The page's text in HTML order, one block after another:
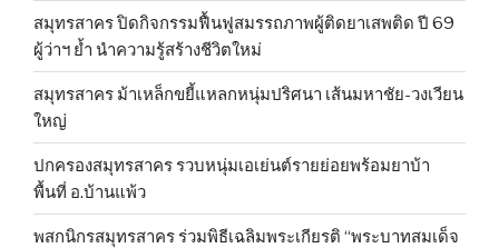
สมุทรสาคร ปิดกิจกรรมฟื้นฟูสมรรถภาพผู้ติดยาเสพติด ปี 69
ผู้ว่าฯ ย้ำ นำความรู้สร้างชีวิตใหม่
สมุทรสาคร ม้าเหล็กขยี้แหลกหนุ่มปริศนา เส้นมหาชัย-วงเวียน
ใหญ่
ปกครองสมุทรสาคร รวบหนุ่มเอเย่นต์รายย่อยพร้อมยาบ้า
พื้นที่ อ.บ้านแพ้ว
พสกนิกรสมุทรสาคร ร่วมพิธีเฉลิมพระเกียรติ “พระบาทสมเด็จ